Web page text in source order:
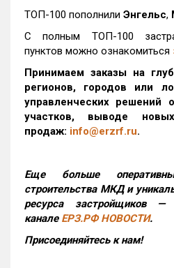
ТОП-100 пополнили Энгельс,
С полным ТОП-100
пунктов можно ознакомиться
Принимаем заказы на
регионов, городов или
управленческих решений
участков, выводе
продаж: info@erzrf.ru.
Еще больше
строительства МКД и
ресурса застройщиков
канале ЕРЗ.РФ НОВОСТИ.
Присоединяйтесь к нам!